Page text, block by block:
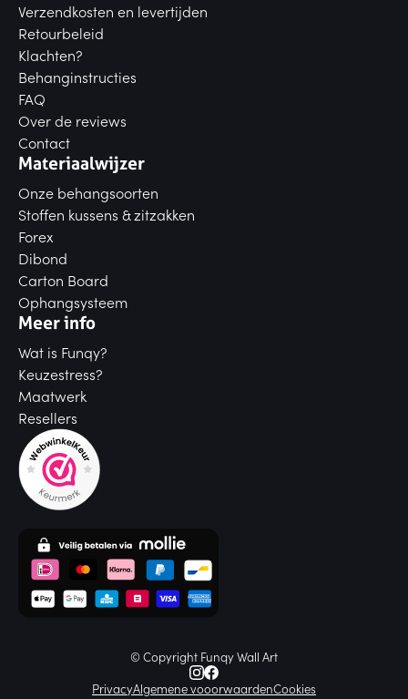
Verzendkosten en levertijden
Retourbeleid
Klachten?
Behanginstructies
FAQ
Over de reviews
Contact
Materiaalwijzer
Onze behangsoorten
Stoffen kussens & zitzakken
Forex
Dibond
Carton Board
Ophangsysteem
Meer info
Wat is Funqy?
Keuzestress?
Maatwerk
Resellers
© Copyright Funqy Wall Art
PrivacyAlgemene vooorwaardenCookies